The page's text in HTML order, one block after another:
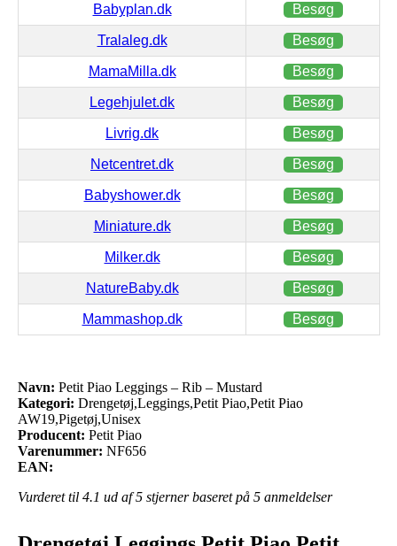
Babyplan.dk Besøg
Tralaleg.dk Besøg
MamaMilla.dk Besøg
Legehjulet.dk Besøg
Livrig.dk Besøg
Netcentret.dk Besøg
Babyshower.dk Besøg
Miniature.dk Besøg
Milker.dk Besøg
NatureBaby.dk Besøg
Mammashop.dk Besøg
Navn: Petit Piao Leggings – Rib – Mustard
Kategori: Drengetøj,Leggings,Petit Piao,Petit Piao
AW19,Pigetøj,Unisex
Producent: Petit Piao
Varenummer: NF656
EAN:
Vurderet til 4.1 ud af 5 stjerner baseret på 5 anmeldelser